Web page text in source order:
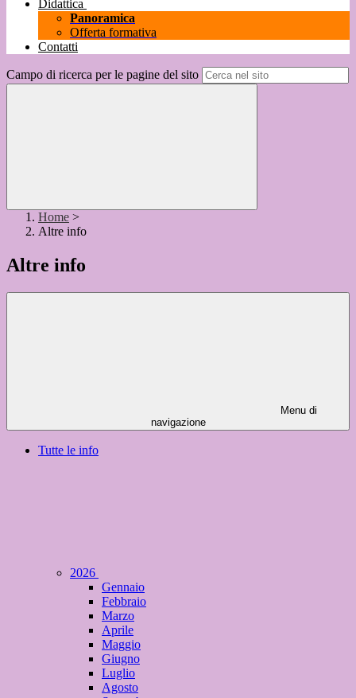
Didattica
Panoramica
Offerta formativa
Contatti
Campo di ricerca per le pagine del sito
Home >
Altre info
Altre info
Menu di
navigazione
Tutte le info
2026
Gennaio
Febbraio
Marzo
Aprile
Maggio
Giugno
Luglio
Agosto